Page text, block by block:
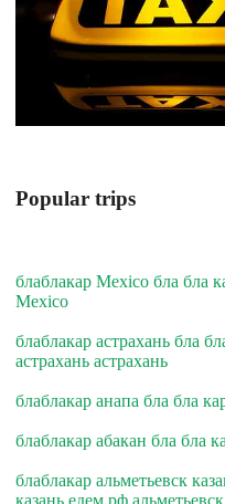
Popular trips
блаблакар Mexico бла бла
Mexico
блаблакар астрахань бла
астрахань астрахань
блаблакар анапа бла бла
блаблакар абакан бла бла
блаблакар альметьевск
казань едем.рф